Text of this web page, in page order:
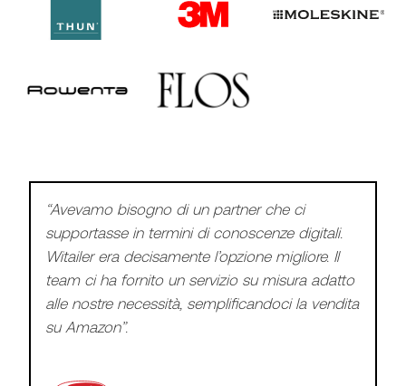
“Witailer la definirei come un mix incredibile di
conoscenze di ecommerce, competenze
specifiche su Amazon, soluzioni quantitative
semplici ed accessibili, talenti che ti seguono e
trovano soluzioni, professionisti competenti che
diventano tuoi colleghi di lavoro di tutti i giorni.